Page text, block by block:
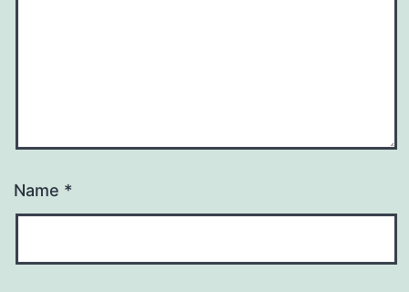
Name *